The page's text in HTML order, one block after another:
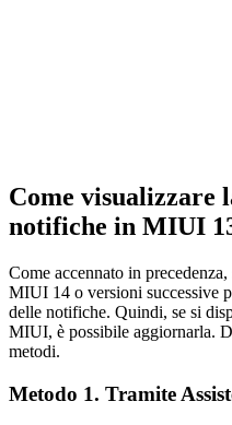
Come visualizzare
notifiche in MIUI
Come accennato in
MIUI 14 o versioni successive
delle notifiche. Quindi, se si
MIUI, è possibile aggiornarla.
metodi.
Metodo 1. Tramite